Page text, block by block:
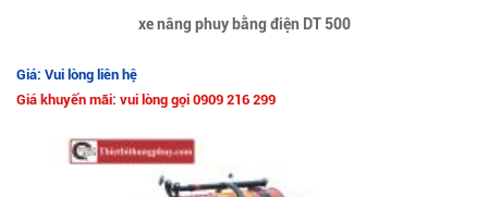
xe nâng phuy bằng điện DT 500
Giá: Vui lòng liên hệ
Giá khuyến mãi: vui lòng gọi 0909 216 299